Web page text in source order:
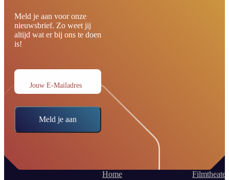
Meld je aan voor onze
nieuwsbrief. Zo weet jij
altijd wat er bij ons te doen
is!
Jouw E-Mailadres
Meld je aan
Home
Filmtheater